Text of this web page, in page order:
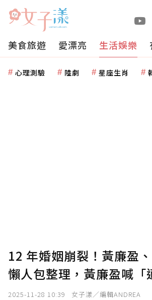
美食旅遊 愛漂亮 生活娛樂
心理測驗 陸劇 星座生肖
12 年婚姻崩裂！黃廉盈
懶人包整理，黃廉盈喊「
2025-11-28 10:39 女子漾／編輯ANDREA